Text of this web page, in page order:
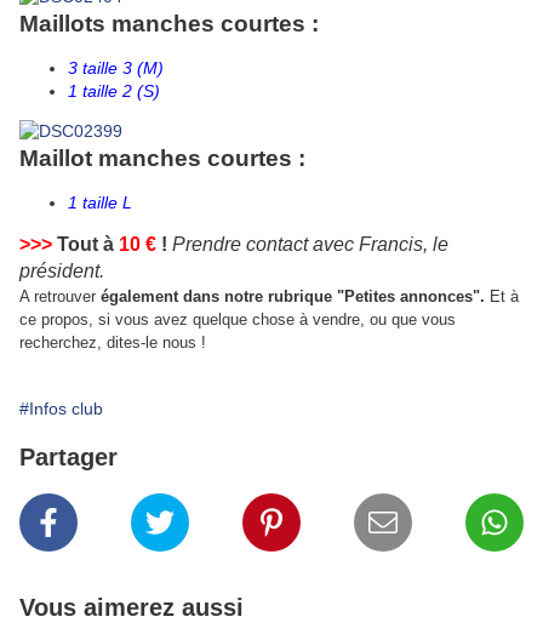
Maillots manches courtes :
3 taille 3 (M)
1 taille 2 (S)
Maillot manches courtes :
1 taille L
>>> Tout à 10 € ! Prendre contact avec Francis, le
président.
A retrouver également dans notre rubrique "Petites annonces". Et à
ce propos, si vous avez quelque chose à vendre, ou que vous
recherchez, dites-le nous !
#Infos club
Partager
Vous aimerez aussi